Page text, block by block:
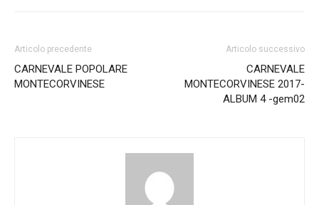
Articolo precedente
CARNEVALE POPOLARE
MONTECORVINESE
Articolo successivo
CARNEVALE
MONTECORVINESE 2017-
ALBUM 4 -gem02